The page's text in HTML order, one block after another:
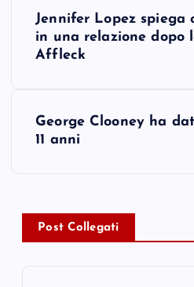
v
Jennifer Lopez spiega
in una relazione dopo
Affleck
George Clooney ha
11 anni
Post Collegati